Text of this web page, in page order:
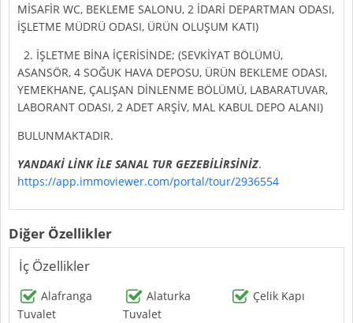
MİSAFİR WC, BEKLEME SALONU, 2 İDARİ DEPARTMAN ODASI,
İŞLETME MÜDRÜ ODASI, ÜRÜN OLUŞUM KATI)
2. İŞLETME BİNA İÇERİSİNDE; (SEVKİYAT BÖLÜMÜ,
ASANSÖR, 4 SOĞUK HAVA DEPOSU, ÜRÜN BEKLEME ODASI,
YEMEKHANE, ÇALIŞAN DİNLENME BÖLÜMÜ, LABARATUVAR,
LABORANT ODASI, 2 ADET ARŞİV, MAL KABUL DEPO ALANI)
BULUNMAKTADIR.
YANDAKİ LİNK İLE SANAL TUR GEZEBİLİRSİNİZ.
https://app.immoviewer.com/portal/tour/2936554
Diğer Özellikler
İç Özellikler
Alafranga
Tuvalet
Alaturka
Tuvalet
Çelik Kapı